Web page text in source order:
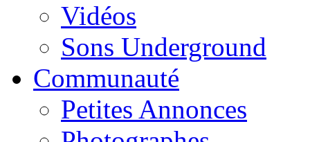
Vidéos
Sons Underground
Communauté
Petites Annonces